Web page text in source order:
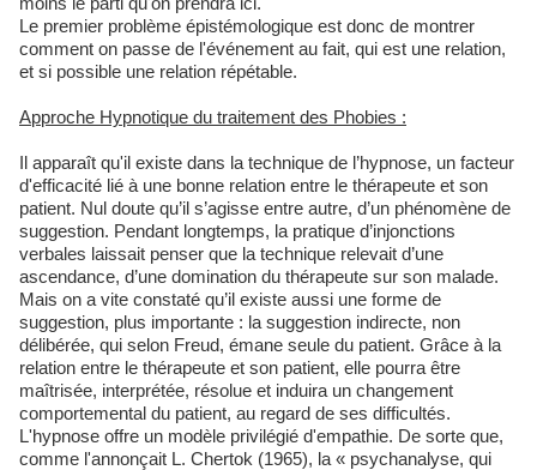
Le premier problème épistémologique est donc de montrer
comment on passe de l'événement au fait, qui est une relation,
et si possible une relation répétable.
Approche Hypnotique du traitement des Phobies :
Il apparaît qu'il existe dans la technique de l’hypnose, un facteur
d'efficacité lié à une bonne relation entre le thérapeute et son
patient. Nul doute qu’il s’agisse entre autre, d’un phénomène de
suggestion. Pendant longtemps, la pratique d’injonctions
verbales laissait penser que la technique relevait d’une
ascendance, d’une domination du thérapeute sur son malade.
Mais on a vite constaté qu’il existe aussi une forme de
suggestion, plus importante : la suggestion indirecte, non
délibérée, qui selon Freud, émane seule du patient. Grâce à la
relation entre le thérapeute et son patient, elle pourra être
maîtrisée, interprétée, résolue et induira un changement
comportemental du patient, au regard de ses difficultés.
L'hypnose offre un modèle privilégié d'empathie. De sorte que,
comme l'annonçait L. Chertok (1965), la « psychanalyse, qui